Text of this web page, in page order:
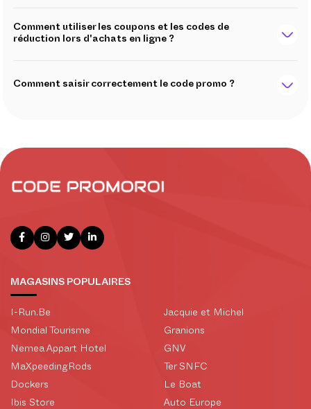
Comment utiliser les coupons et les codes de
réduction lors d'achats en ligne ?
Comment saisir correctement le code promo ?
MAGASINS POPULAIRES
I-Run.Be
Mondial Tourisme
Nemea Appart Hotel
MaXpeedingRods
Dockers
Ibis Store
Jacquie et Michel
Granions
GNV
Ter SNFC
Le Boat
Auto Europe